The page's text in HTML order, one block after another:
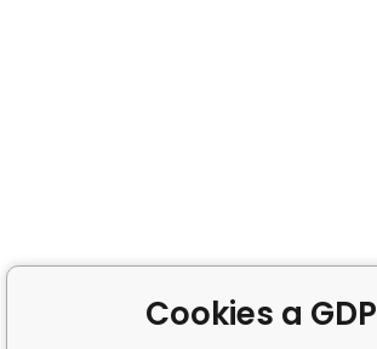
Cookies a